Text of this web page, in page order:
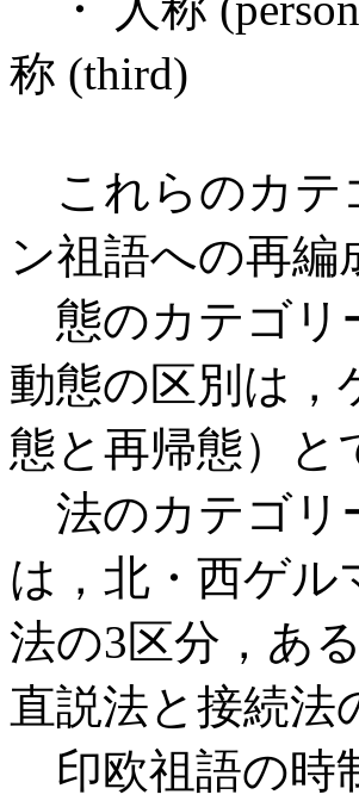
称 (third)
これらのカテ
ン祖語への再
態のカテゴリ
動態の区別は，
態と再帰態）と
法のカテゴリ
は，北・西ゲル
法の3区分，あ
直説法と接続法
印欧祖語の時